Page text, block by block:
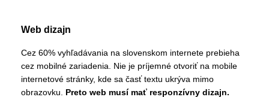
Web dizajn
Cez 60% vyhľadávania na slovenskom internete prebieha
cez mobilné zariadenia. Nie je príjemné otvoriť na mobile
internetové stránky, kde sa časť textu ukrýva mimo
obrazovku. Preto web musí mať responzívny dizajn.